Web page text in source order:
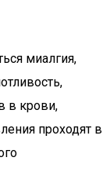
миалгия,
в крови,
проходят в